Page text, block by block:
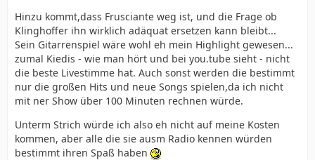
Hinzu kommt,dass Frusciante weg ist, und die Frage ob
Klinghoffer ihn wirklich adäquat ersetzen kann bleibt...
Sein Gitarrenspiel wäre wohl eh mein Highlight gewesen...
zumal Kiedis - wie man hört und bei you.tube sieht - nicht
die beste Livestimme hat. Auch sonst werden die bestimmt
nur die großen Hits und neue Songs spielen,da ich nicht
mit ner Show über 100 Minuten rechnen würde.
Unterm Strich würde ich also eh nicht auf meine Kosten
kommen, aber alle die sie ausm Radio kennen würden
bestimmt ihren Spaß haben